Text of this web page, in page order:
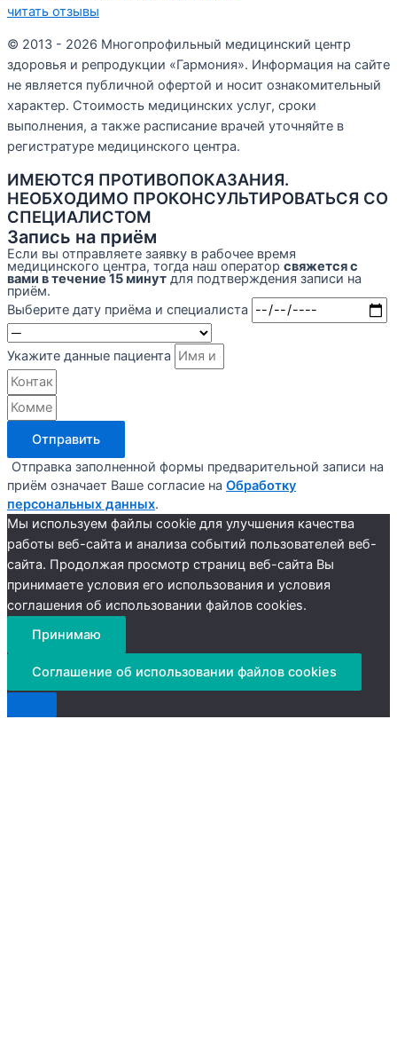
читать отзывы
© 2013 - 2026 Многопрофильный медицинский центр
здоровья и репродукции «Гармония». Информация на сайте
не является публичной офертой и носит ознакомительный
характер. Стоимость медицинских услуг, сроки
выполнения, а также расписание врачей уточняйте в
регистратуре медицинского центра.
ИМЕЮТСЯ ПРОТИВОПОКАЗАНИЯ.
НЕОБХОДИМО ПРОКОНСУЛЬТИРОВАТЬСЯ СО
СПЕЦИАЛИСТОМ
Запись на приём
Если вы отправляете заявку в рабочее время
медицинского центра, тогда наш оператор свяжется с
вами в течение 15 минут для подтверждения записи на
приём.
Выберите дату приёма и специалиста
Укажите данные пациента
Отправить
Отправка заполненной формы предварительной записи на
приём означает Ваше согласие на Обработку
персональных данных.
Мы используем файлы cookie для улучшения качества
работы веб-сайта и анализа событий пользователей веб-
сайта. Продолжая просмотр страниц веб-сайта Вы
принимаете условия его использования и условия
соглашения об использовании файлов cookies.
Принимаю
Соглашение об использовании файлов cookies